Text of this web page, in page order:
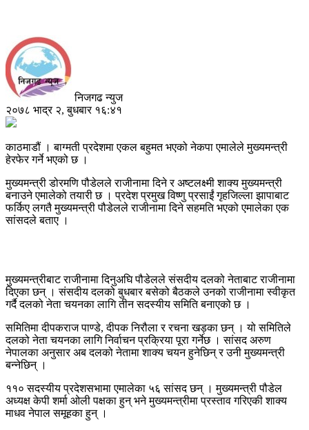
निजगढ न्युज
२०७८ भाद्र २, बुधबार १६:४१
काठमाडौं । बाग्मती प्रदेशमा एकल बहुमत भएको नेकपा एमालेले मुख्यमन्त्री
हेरफेर गर्ने भएको छ ।
मुख्यमन्त्री डोरमणि पौडेलले राजीनामा दिने र अष्टलक्ष्मी शाक्य मुख्यमन्त्री
बनाउने एमालेको तयारी छ । प्रदेश प्रमुख विष्णु प्रसाईं गृहजिल्ला झापाबाट
फर्किए लगतै मुख्यमन्त्री पौडेलले राजीनामा दिने सहमति भएको एमालेका एक
सांसदले बताए ।
मुख्यमन्त्रीबाट राजीनामा दिनुअघि पौडेलले संसदीय दलको नेताबाट राजीनामा
दिएका छन् । संसदीय दलको बुधबार बसेको बैठकले उनको राजीनामा स्वीकृत
गर्दै दलको नेता चयनका लागि तीन सदस्यीय समिति बनाएको छ ।
समितिमा दीपकराज पाण्डे, दीपक निरौला र रचना खड्का छन् । यो समितिले
दलको नेता चयनका लागि निर्वाचन प्रक्रिया पूरा गर्नेछ । सांसद अरुण
नेपालका अनुसार अब दलको नेतामा शाक्य चयन हुनेछिन् र उनी मुख्यमन्त्री
बन्नेछिन् ।
११० सदस्यीय प्रदेशसभामा एमालेका ५६ सांसद छन् । मुख्यमन्त्री पौडेल
अध्यक्ष केपी शर्मा ओली पक्षका हुन् भने मुख्यमन्त्रीमा प्रस्ताव गरिएकी शाक्य
माधव नेपाल समूहका हुन् ।